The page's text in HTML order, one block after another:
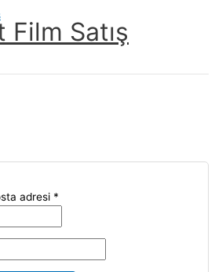
Satış
adresi *